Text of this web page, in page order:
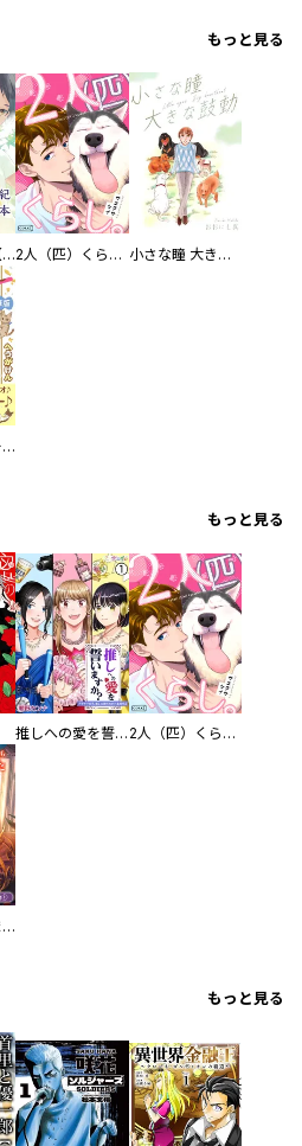
もっと見る
化けねこ招き【描きおろし付合冊版】 2人（匹）くらし。 小さな瞳 大きな鼓動
野性のぽーぽー【豪華版】
もっと見る
推しへの愛を誓いますか？～アラサー女子、推しは逃げぬが人生逃げる～ 2人（匹）くらし。
ドロンジョさまは転生しても悪役令嬢のままだった【分冊版】
もっと見る